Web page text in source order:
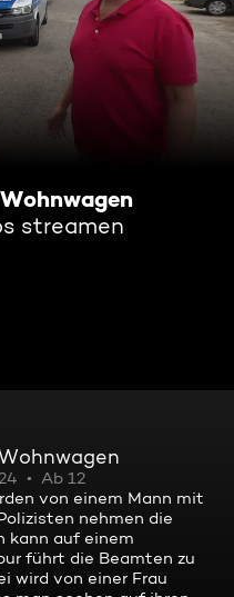
streamen
Ab 12
von einem Mann mit
nehmen die
kann auf einem
führt die Beamten zu
wird von einer Frau